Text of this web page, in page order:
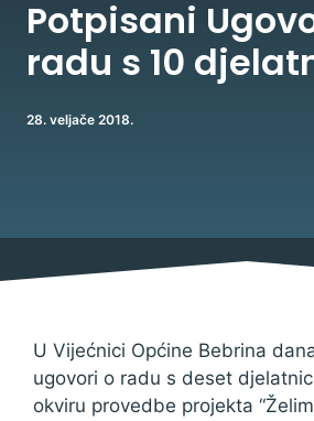
Potpisani
radu s 10
28. veljače 2018.
U Vijećnici Općine Bebrina
ugovori o radu s deset
okviru provedbe projekta